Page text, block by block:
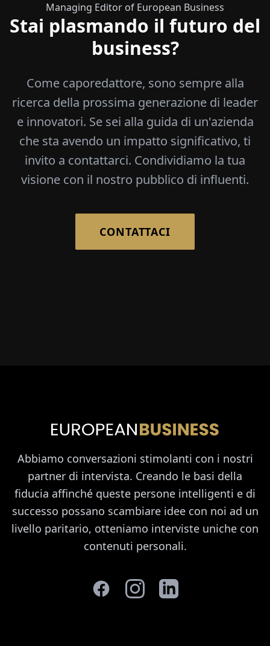
Managing Editor of European Business
Stai plasmando il futuro del
business?
Come caporedattore, sono sempre alla
ricerca della prossima generazione di leader
e innovatori. Se sei alla guida di un'azienda
che sta avendo un impatto significativo, ti
invito a contattarci. Condividiamo la tua
visione con il nostro pubblico di influenti.
CONTATTACI
Abbiamo conversazioni stimolanti con i nostri
partner di intervista. Creando le basi della
fiducia affinché queste persone intelligenti e di
successo possano scambiare idee con noi ad un
livello paritario, otteniamo interviste uniche con
contenuti personali.